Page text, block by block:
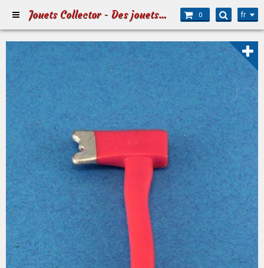
Jouets Collector - Des jouets pour Petits et Grands 0 fr